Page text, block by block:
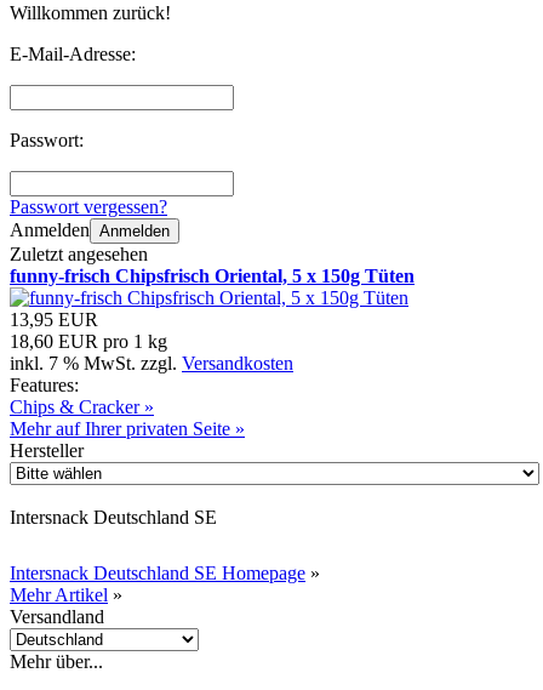
Willkommen zurück!
E-Mail-Adresse:
Passwort:
Passwort vergessen?
Anmelden Anmelden
Zuletzt angesehen
funny-frisch Chipsfrisch Oriental, 5 x 150g Tüten
13,95 EUR
18,60 EUR pro 1 kg
inkl. 7 % MwSt. zzgl. Versandkosten
Features:
Chips & Cracker »
Mehr auf Ihrer privaten Seite »
Hersteller
Intersnack Deutschland SE
Intersnack Deutschland SE Homepage »
Mehr Artikel »
Versandland
Mehr über...